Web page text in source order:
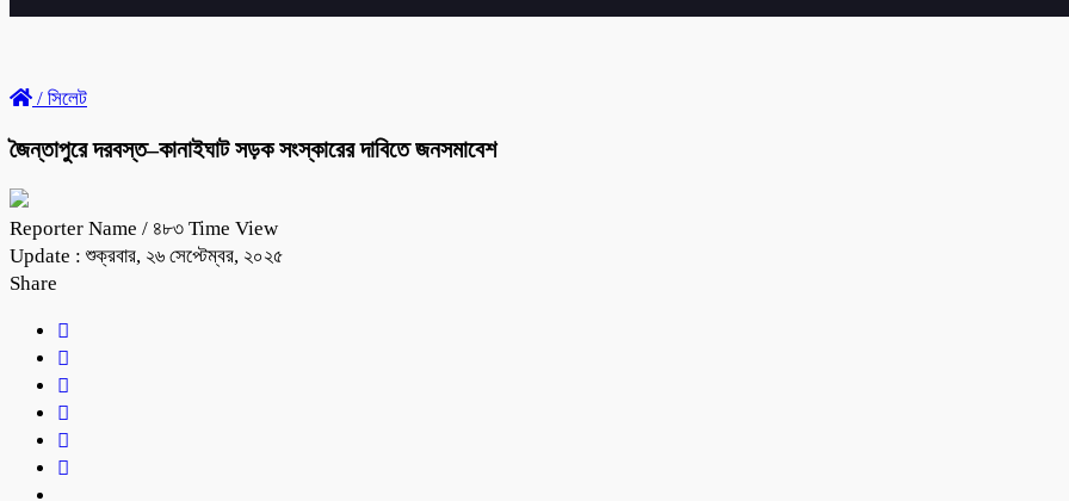
/ সিলেট
জৈন্তাপুরে দরবস্ত–কানাইঘাট সড়ক সংস্কারের দাবিতে জনসমাবেশ
Reporter Name / ৪৮৩ Time View
Update : শুক্রবার, ২৬ সেপ্টেম্বর, ২০২৫
Share